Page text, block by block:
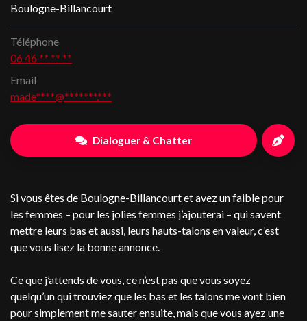
Boulogne-Billancourt
Téléphone
06 46 ** ** **
Email
made****@*******.***
Dialoguer & Chatter
Si vous êtes de Boulogne-Billancourt et avez un faible pour
les femmes – pour les jolies femmes j’ajouterai – qui savent
mettre leurs bas et aussi, leurs hauts-talons en valeur, c’est
que vous lisez la bonne annonce.
Ce que j’attends de vous, ce n’est pas que vous soyez
quelqu’un qui trouviez que les bas et les talons me vont bien
pour simplement me sauter ensuite, mais que vous ayez une